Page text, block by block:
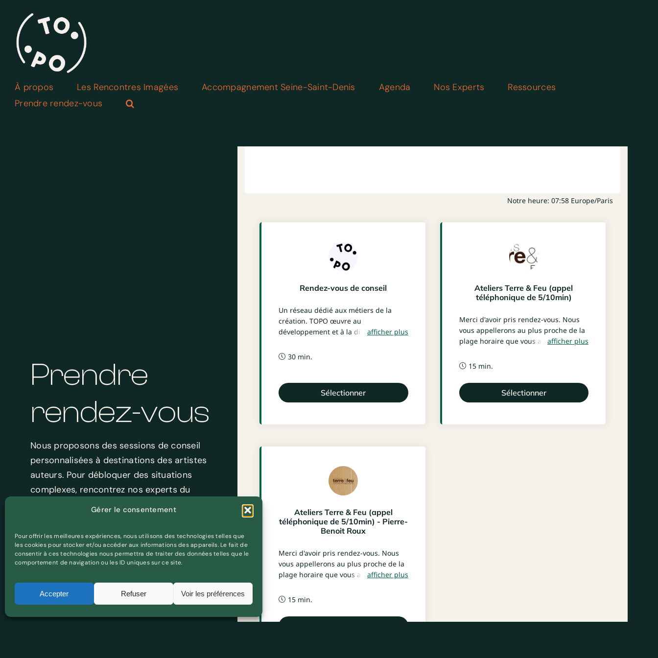
Gérer le consentement
Pour offrir les meilleures expériences, nous utilisons des technologies telles que
les cookies pour stocker et/ou accéder aux informations des appareils. Le fait de
consentir à ces technologies nous permettra de traiter des données telles que le
comportement de navigation ou les ID uniques sur ce site.
Accepter Refuser Voir les préférences
content
À propos Les Rencontres Imagées Accompagnement Seine-Saint-Denis Agenda Nos Experts
Ressources
Prendre rendez-vous
Prendre
rendez-vous
Nous proposons des sessions de conseil
personnalisées à destinations des artistes
auteurs. Pour débloquer des situations
complexes, rencontrez nos experts du
marché de l’art, du droit, de la